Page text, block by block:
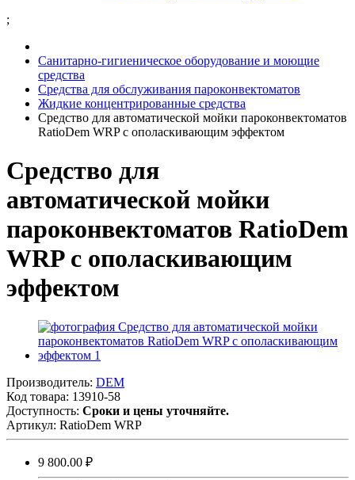
;
Санитарно-гигиеническое оборудование и моющие
средства
Средства для обслуживания пароконвектоматов
Жидкие концентрированные средства
Средство для автоматической мойки пароконвектоматов
RatioDem WRP с ополаскивающим эффектом
Средство для
автоматической мойки
пароконвектоматов RatioDem
WRP с ополаскивающим
эффектом
Производитель: DEM
Код товара: 13910-58
Доступность: Сроки и цены уточняйте.
Артикул: RatioDem WRP
9 800.00 ₽